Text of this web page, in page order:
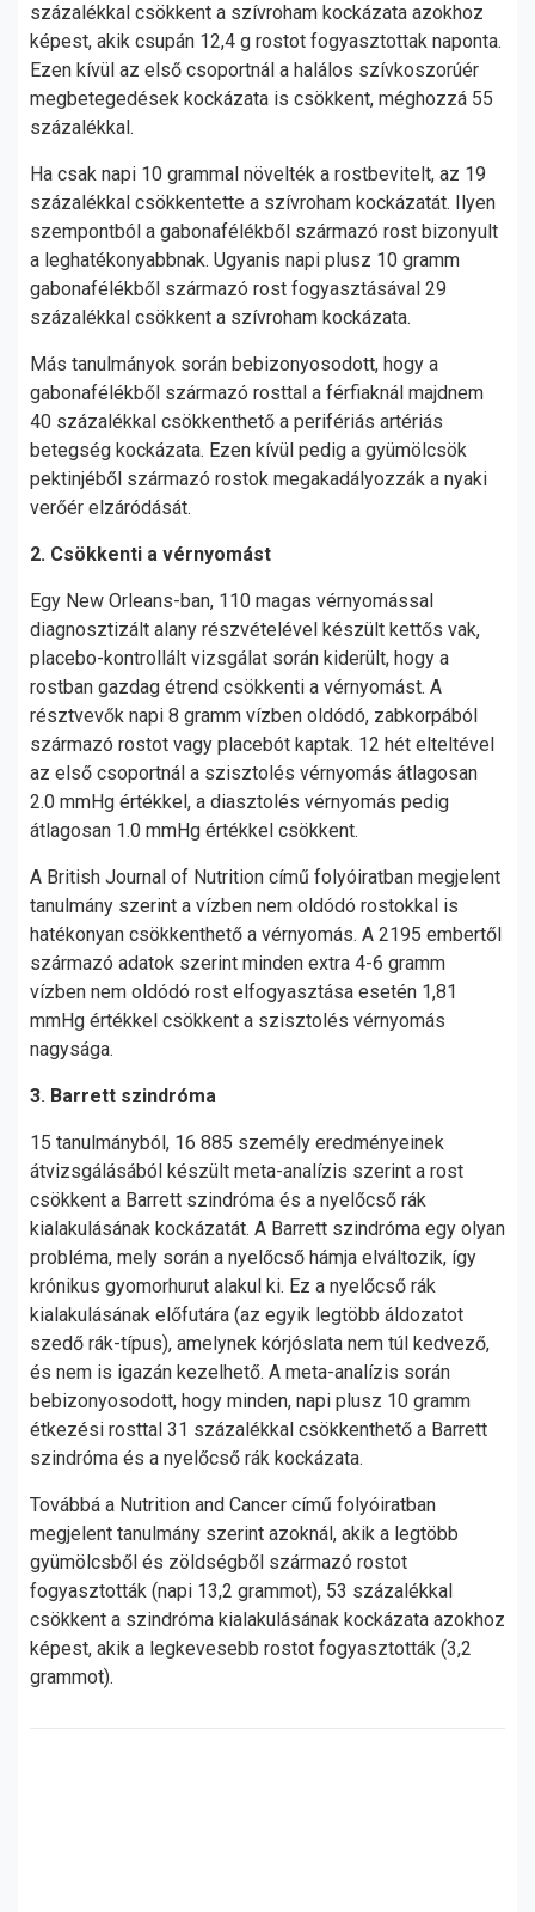
százalékkal csökkent a szívroham kockázata azokhoz
képest, akik csupán 12,4 g rostot fogyasztottak naponta.
Ezen kívül az első csoportnál a halálos szívkoszorúér
megbetegedések kockázata is csökkent, méghozzá 55
százalékkal.
Ha csak napi 10 grammal növelték a rostbevitelt, az 19
százalékkal csökkentette a szívroham kockázatát. Ilyen
szempontból a gabonafélékből származó rost bizonyult
a leghatékonyabbnak. Ugyanis napi plusz 10 gramm
gabonafélékből származó rost fogyasztásával 29
százalékkal csökkent a szívroham kockázata.
Más tanulmányok során bebizonyosodott, hogy a
gabonafélékből származó rosttal a férfiaknál majdnem
40 százalékkal csökkenthető a perifériás artériás
betegség kockázata. Ezen kívül pedig a gyümölcsök
pektinjéből származó rostok megakadályozzák a nyaki
verőér elzáródását.
2. Csökkenti a vérnyomást
Egy New Orleans-ban, 110 magas vérnyomással
diagnosztizált alany részvételével készült kettős vak,
placebo-kontrollált vizsgálat során kiderült, hogy a
rostban gazdag étrend csökkenti a vérnyomást. A
résztvevők napi 8 gramm vízben oldódó, zabkorpából
származó rostot vagy placebót kaptak. 12 hét elteltével
az első csoportnál a szisztolés vérnyomás átlagosan
2.0 mmHg értékkel, a diasztolés vérnyomás pedig
átlagosan 1.0 mmHg értékkel csökkent.
A British Journal of Nutrition című folyóiratban megjelent
tanulmány szerint a vízben nem oldódó rostokkal is
hatékonyan csökkenthető a vérnyomás. A 2195 embertől
származó adatok szerint minden extra 4-6 gramm
vízben nem oldódó rost elfogyasztása esetén 1,81
mmHg értékkel csökkent a szisztolés vérnyomás
nagysága.
3. Barrett szindróma
15 tanulmányból, 16 885 személy eredményeinek
átvizsgálásából készült meta-analízis szerint a rost
csökkent a Barrett szindróma és a nyelőcső rák
kialakulásának kockázatát. A Barrett szindróma egy olyan
probléma, mely során a nyelőcső hámja elváltozik, így
krónikus gyomorhurut alakul ki. Ez a nyelőcső rák
kialakulásának előfutára (az egyik legtöbb áldozatot
szedő rák-típus), amelynek kórjóslata nem túl kedvező,
és nem is igazán kezelhető. A meta-analízis során
bebizonyosodott, hogy minden, napi plusz 10 gramm
étkezési rosttal 31 százalékkal csökkenthető a Barrett
szindróma és a nyelőcső rák kockázata.
Továbbá a Nutrition and Cancer című folyóiratban
megjelent tanulmány szerint azoknál, akik a legtöbb
gyümölcsből és zöldségből származó rostot
fogyasztották (napi 13,2 grammot), 53 százalékkal
csökkent a szindróma kialakulásának kockázata azokhoz
képest, akik a legkevesebb rostot fogyasztották (3,2
grammot).